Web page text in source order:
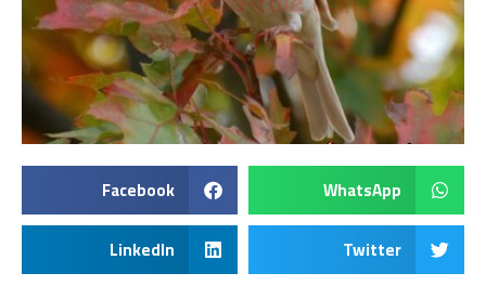
WhatsApp
Facebook
Twitter
LinkedIn